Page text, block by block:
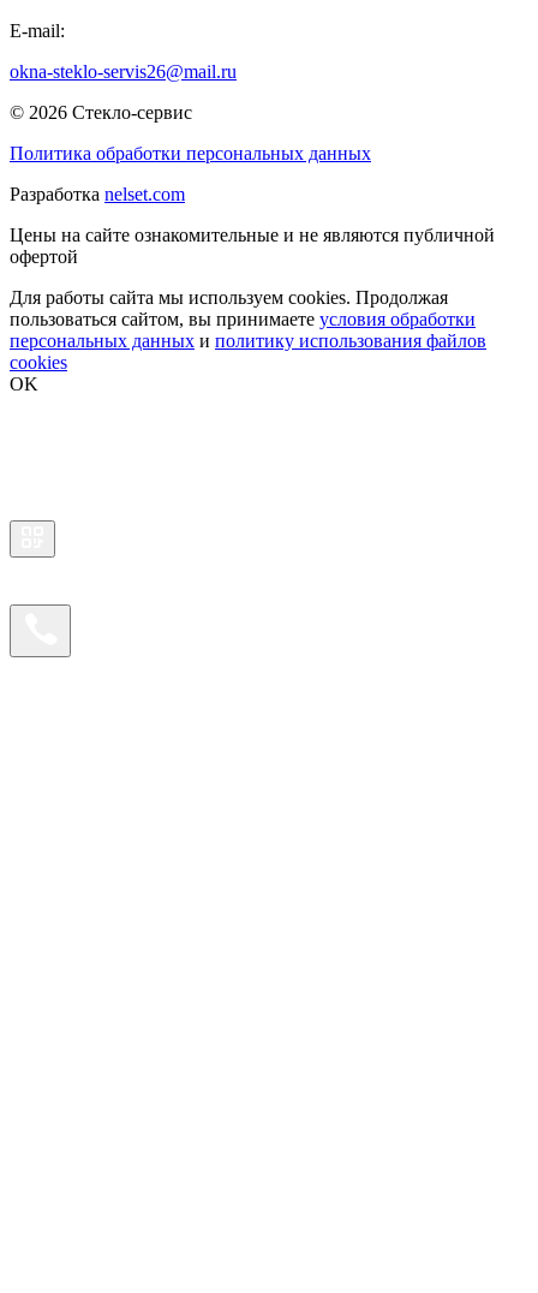
E-mail:
okna-steklo-servis26@mail.ru
© 2026 Стекло-сервис
Политика обработки персональных данных
Разработка nelset.com
Цены на сайте ознакомительные и не являются публичной
офертой
Для работы сайта мы используем cookies. Продолжая
пользоваться сайтом, вы принимаете условия обработки
персональных данных и политику использования файлов
cookies
OK